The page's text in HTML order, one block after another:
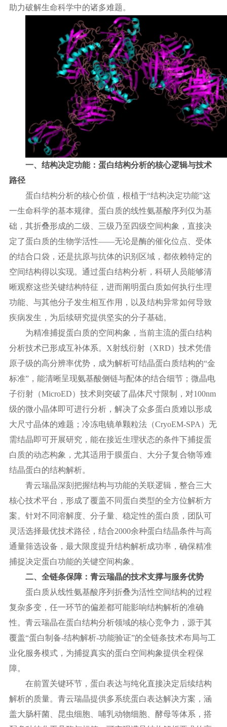
助力破解生命科学中的诸多难题。
一、结构决定功能：蛋白结构分析的核心逻辑与技术
路径
蛋白结构分析的核心价值，根植于“结构决定功能”这
一生命科学的基本规律。蛋白质的线性氨基酸序列仅为基
础，其折叠形成的二级、三级乃至四级空间构象，直接决
定了蛋白质的生物学活性——无论是酶的催化位点、受体
的结合口袋，还是抗原与抗体的识别区域，都依赖特定的
空间结构得以实现。通过蛋白结构分析，科研人员能够清
晰观察这些关键结构特征，进而阐明蛋白质如何执行生理
功能、与其他分子发生相互作用，以及结构异常如何导致
疾病发生，为后续研究提供坚实的分子基础。
为精准捕捉蛋白质的空间构象，当前主流的蛋白结构
分析技术已形成互补体系。 X射线衍射（XRD）技术凭借
原子级的高分辨率优势，成为解析可结晶蛋白质结构的“金
标准”，能清晰呈现氨基酸侧链与配体的结合细节；微晶电
子衍射（MicroED）技术则突破了晶体尺寸限制，对100nm
级的微小晶体即可进行分析，解决了众多蛋白质难以形成
大尺寸晶体的难题；冷冻电镜单颗粒法（CryoEM-SPA）无
需结晶即可开展研究，能在接近生理状态的条件下捕捉蛋
白质的动态构象，尤其适用于膜蛋白、大分子复合物等难
结晶蛋白的结构解析。
青云瑞晶深刻把握结构与功能的关联逻辑，整合三大
核心技术平台，形成了覆盖不同蛋白类型的全方位解析方
案。针对不同溶解度、分子量、稳定性的蛋白质，团队可
灵活选择最优技术路径，结合2000余种蛋白结晶条件与高
通量筛选设备，最大限度提升结构解析成功率，确保精准
捕捉决定蛋白功能的关键空间构象。
二、全链条保障：青云瑞晶的技术支撑与服务优势
蛋白质从线性氨基酸序列折叠为活性空间结构的过程
复杂多变，任一环节的偏差都可能影响结构解析的准确
性。青云瑞晶在蛋白结构分析领域的核心竞争力，源于其
覆盖“蛋白制备-结构解析-功能验证”的全链条技术布局与工
业化服务模式，为捕捉真实的蛋白空间构象提供全程保
障。
在前置关键环节，蛋白表达与纯化直接决定后续结构
解析的质量。青云瑞晶提供多系统蛋白表达解决方案，涵
盖大肠杆菌、昆虫细胞、哺乳动物细胞、酵母等体系，搭